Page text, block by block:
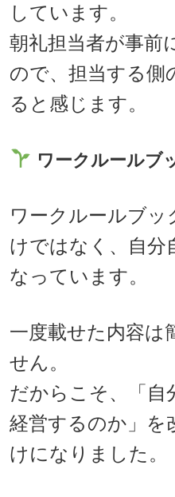
しています。
朝礼担当者が事前
ので、担当する側
ると感じます。
ワークルールブ
ワークルールブ
けではなく、自分
なっています。
一度載せた内容は
せん。
だからこそ、「自
経営するのか」を
けになりました。